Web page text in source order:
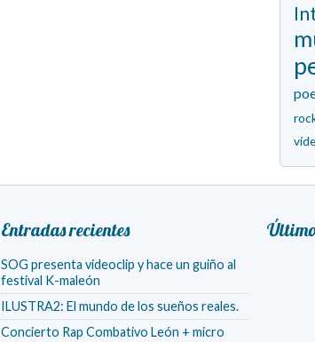
Entradas recientes
SOG presenta videoclip y hace un guiño al
festival K-maleón
ILUSTRA2: El mundo de los sueños reales.
Concierto Rap Combativo León + micro